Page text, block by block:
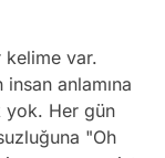
var.
anlamına
yok. Her gün
"Oh